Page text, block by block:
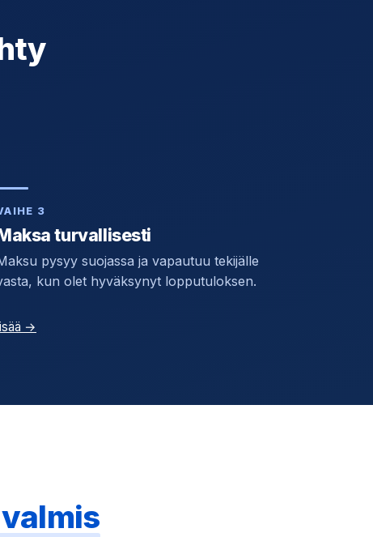
3
Maksa turvallisesti
pysyy suojassa ja vapautuu tekijälle
kun olet hyväksynyt lopputuloksen.
→